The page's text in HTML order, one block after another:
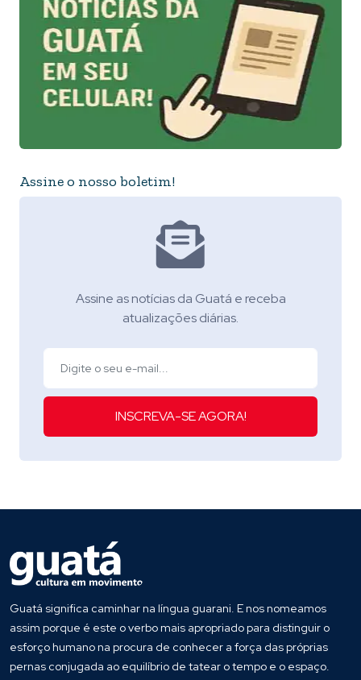
Assine o nosso boletim!
Assine as notícias da Guatá e receba
atualizações diárias.
INSCREVA-SE AGORA!
Guatá significa caminhar na língua guarani. E nos nomeamos
assim porque é este o verbo mais apropriado para distinguir o
esforço humano na procura de conhecer a força das próprias
pernas conjugada ao equilíbrio de tatear o tempo e o espaço.